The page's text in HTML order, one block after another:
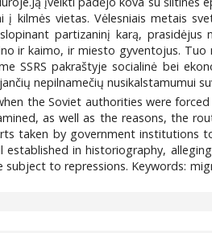
kilmės vietas. Vėlesniais metais
partizaninį karą, prasidėjus
ir kaimo, ir miesto gyventojus.
pakraštyje socialinė bei
nepilnamečių nusikalstamumui
the Soviet authorities were
as well as the reasons, the
taken by government
in historiography,
to repressions. Keywords: